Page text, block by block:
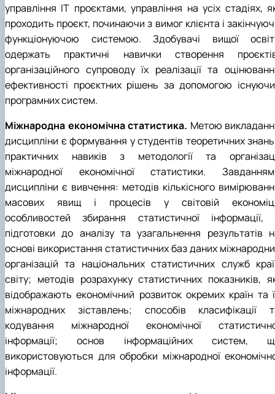
управління IT проєктами, управління на усіх стадіях,
проходить проєкт, починаючи з вимог клієнта і
функціонуючою системою. Здобувачі вищої
одержать практичні навички створення
організаційного супроводу їх реалізації та
ефективності проєктних рішень за допомогою
програмних систем.
Міжнародна економічна статистика. Метою
дисципліни є формування у студентів теоретичних знань
практичних навиків з методології та
міжнародної економічної статистики.
дисципліни є вивчення: методів кількісного
масових явищ і процесів у світовій
особливостей збирання статистичної інформації,
підготовки до аналізу та узагальнення результатів
основі використання статистичних баз даних
організацій та національних статистичних служб
світу; методів розрахунку статистичних показників,
відображають економічний розвиток окремих країн та
міжнародних зіставлень; способів класифікації
кодування міжнародної економічної
інформації; основ інформаційних систем,
використовуються для обробки міжнародної
інформації.